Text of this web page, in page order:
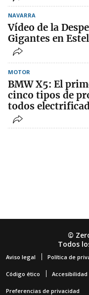
NAVARRA
Vídeo de la
Gigantes en
MOTOR
BMW X5: El
cinco tipos de
todos
©
Todos
Aviso legal Política de
Código ético Accesibilidad
Preferencias de privacidad